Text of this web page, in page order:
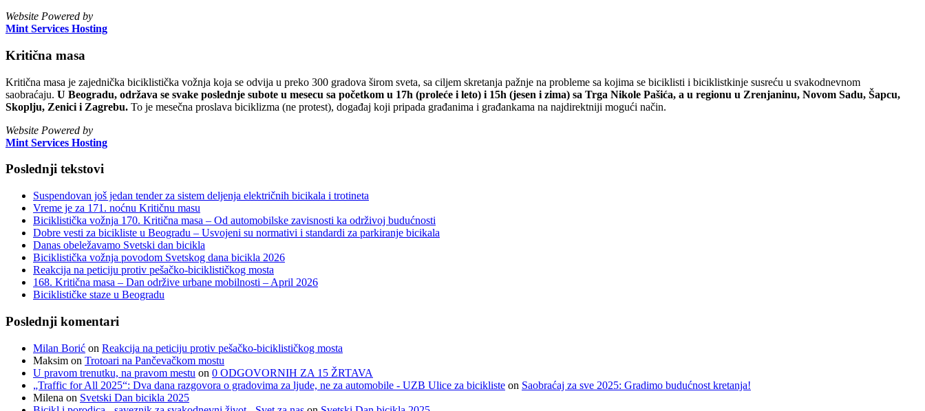
Website Powered by
Mint Services Hosting
Kritična masa
Kritična masa je zajednička biciklistička vožnja koja se odvija u preko 300 gradova širom sveta, sa ciljem skretanja pažnje na probleme sa kojima se biciklisti i biciklistkinje susreću u svakodnevnom
saobraćaju. U Beogradu, održava se svake poslednje subote u mesecu sa početkom u 17h (proleće i leto) i 15h (jesen i zima) sa Trga Nikole Pašića, a u regionu u Zrenjaninu, Novom Sadu, Šapcu,
Skoplju, Zenici i Zagrebu. To je mesečna proslava biciklizma (ne protest), događaj koji pripada građanima i građankama na najdirektniji mogući način.
Website Powered by
Mint Services Hosting
Poslednji tekstovi
Suspendovan još jedan tender za sistem deljenja električnih bicikala i trotineta
Vreme je za 171. noćnu Kritičnu masu
Biciklistička vožnja 170. Kritična masa – Od automobilske zavisnosti ka održivoj budućnosti
Dobre vesti za bicikliste u Beogradu – Usvojeni su normativi i standardi za parkiranje bicikala
Danas obeležavamo Svetski dan bicikla
Biciklistička vožnja povodom Svetskog dana bicikla 2026
Reakcija na peticiju protiv pešačko-biciklističkog mosta
168. Kritična masa – Dan održive urbane mobilnosti – April 2026
Biciklističke staze u Beogradu
Poslednji komentari
Milan Borić on Reakcija na peticiju protiv pešačko-biciklističkog mosta
Maksim on Trotoari na Pančevačkom mostu
U pravom trenutku, na pravom mestu on 0 ODGOVORNIH ZA 15 ŽRTAVA
„Traffic for All 2025“: Dva dana razgovora o gradovima za ljude, ne za automobile - UZB Ulice za bicikliste on Saobraćaj za sve 2025: Gradimo budućnost kretanja!
Milena on Svetski Dan bicikla 2025